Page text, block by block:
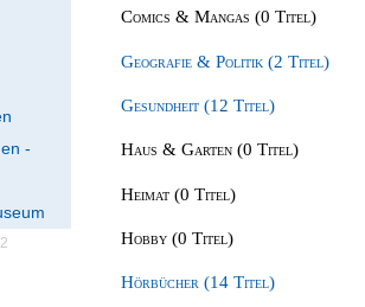
-
Comics & Mangas (0 Titel)
Geografie & Politik (2 Titel)
Gesundheit (12 Titel)
Haus & Garten (0 Titel)
Heimat (0 Titel)
Hobby (0 Titel)
Hörbücher (14 Titel)